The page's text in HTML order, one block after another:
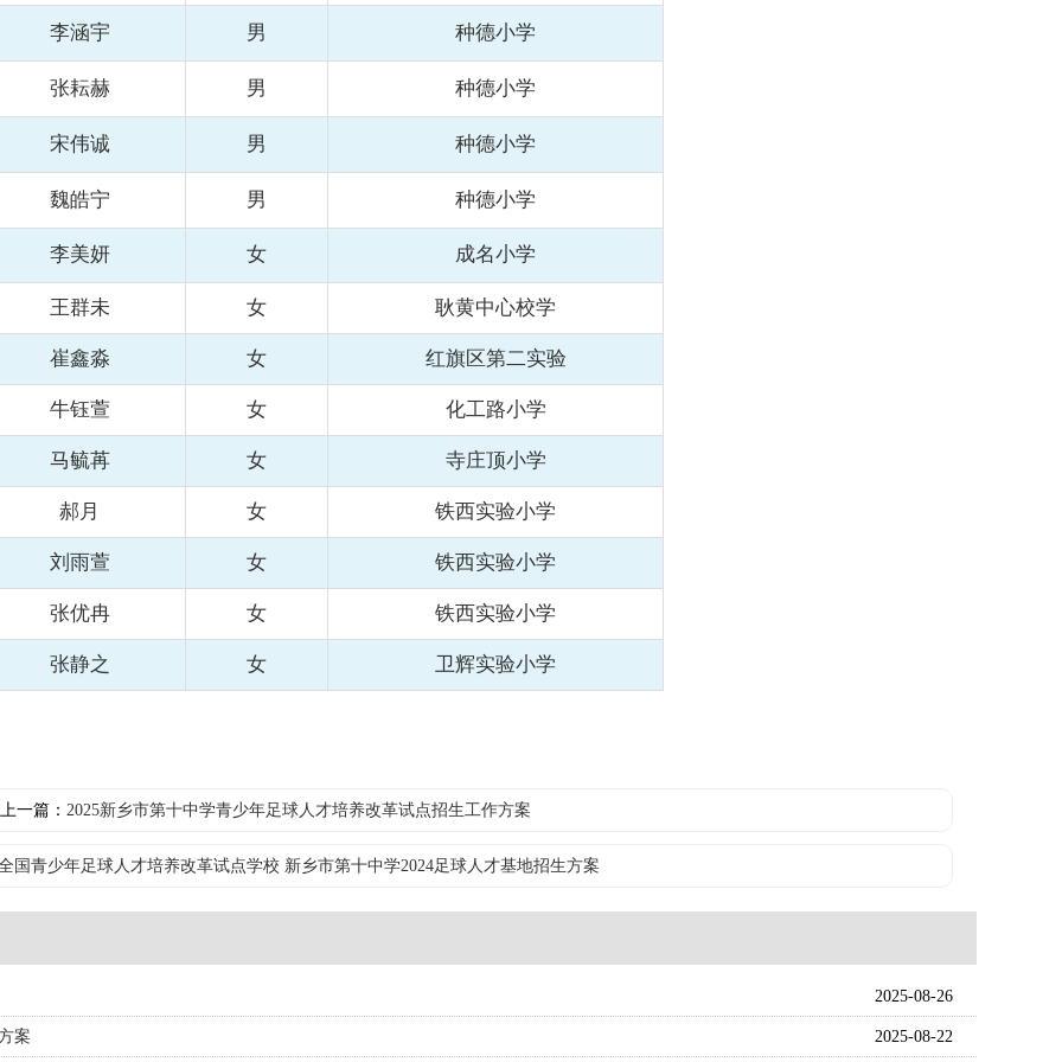
李涵宇 男 种德小学
张耘赫 男 种德小学
宋伟诚 男 种德小学
魏皓宁 男 种德小学
李美妍 女 成名小学
王群未 女 耿黄中心校学
崔鑫淼 女 红旗区第二实验
牛钰萱 女 化工路小学
马毓苒 女 寺庄顶小学
郝月 女 铁西实验小学
刘雨萱 女 铁西实验小学
张优冉 女 铁西实验小学
张静之 女 卫辉实验小学
上一篇： 2025新乡市第十中学青少年足球人才培养改革试点招生工作方案
国青少年足球人才培养改革试点学校 新乡市第十中学2024足球人才基地招生方案
2025-08-26
案 2025-08-22